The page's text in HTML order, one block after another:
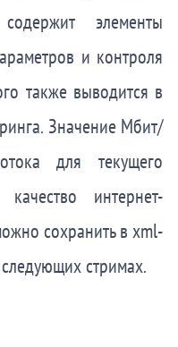
элементы
и контроля
также выводится в
Значение Мбит/
для текущего
интернет-
сохранить в xml-
стримах.